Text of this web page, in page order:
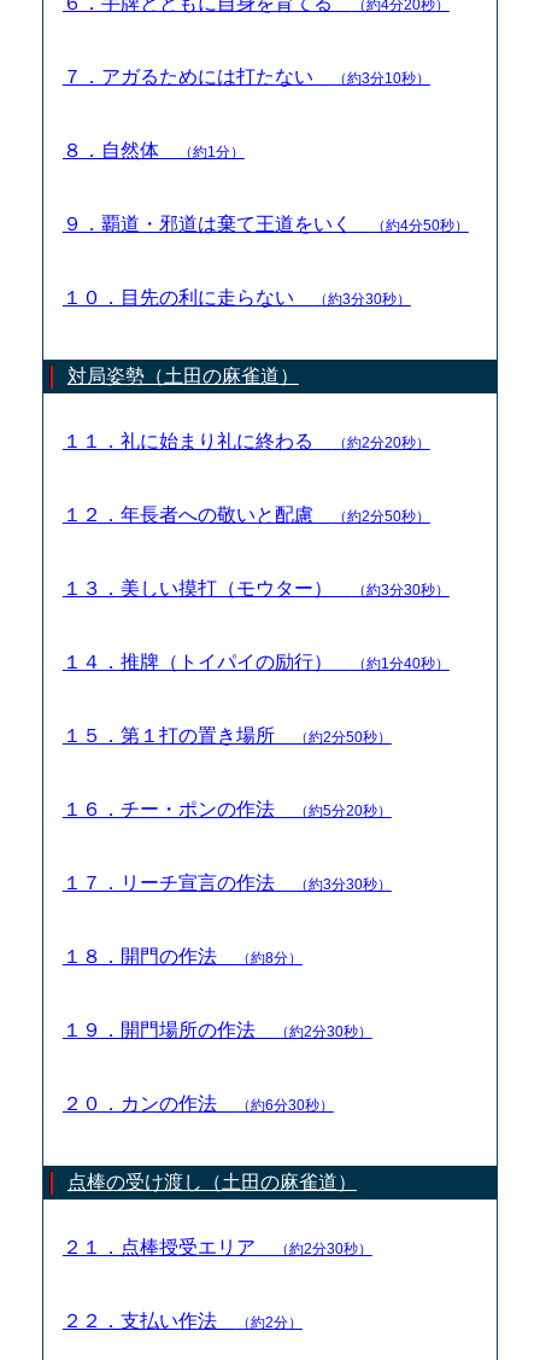
（約4分20秒）
７．アガるためには打たない （約3分10秒）
８．自然体 （約1分）
９．覇道・邪道は棄て王道をいく （約4分50秒）
１０．目先の利に走らない （約3分30秒）
対局姿勢（土田の麻雀道）
１１．礼に始まり礼に終わる （約2分20秒）
１２．年長者への敬いと配慮 （約2分50秒）
１３．美しい摸打（モウター） （約3分30秒）
１４．推牌（トイパイの励行） （約1分40秒）
１５．第１打の置き場所 （約2分50秒）
１６．チー・ポンの作法 （約5分20秒）
１７．リーチ宣言の作法 （約3分30秒）
１８．開門の作法 （約8分）
１９．開門場所の作法 （約2分30秒）
２０．カンの作法 （約6分30秒）
点棒の受け渡し（土田の麻雀道）
２１．点棒授受エリア （約2分30秒）
２２．支払い作法 （約2分）